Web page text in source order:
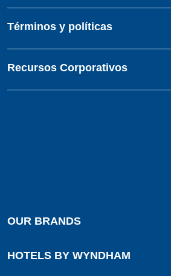
Términos y políticas
Recursos Corporativos
OUR BRANDS
HOTELS BY WYNDHAM